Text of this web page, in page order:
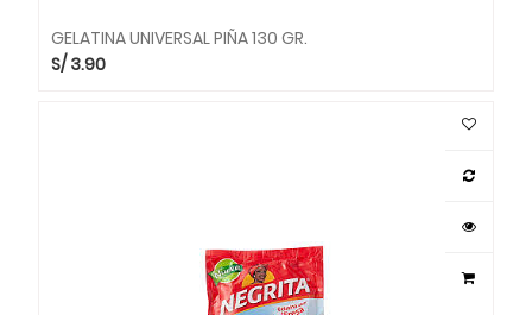
GELATINA UNIVERSAL PIÑA 130 GR.
S/ 3.90